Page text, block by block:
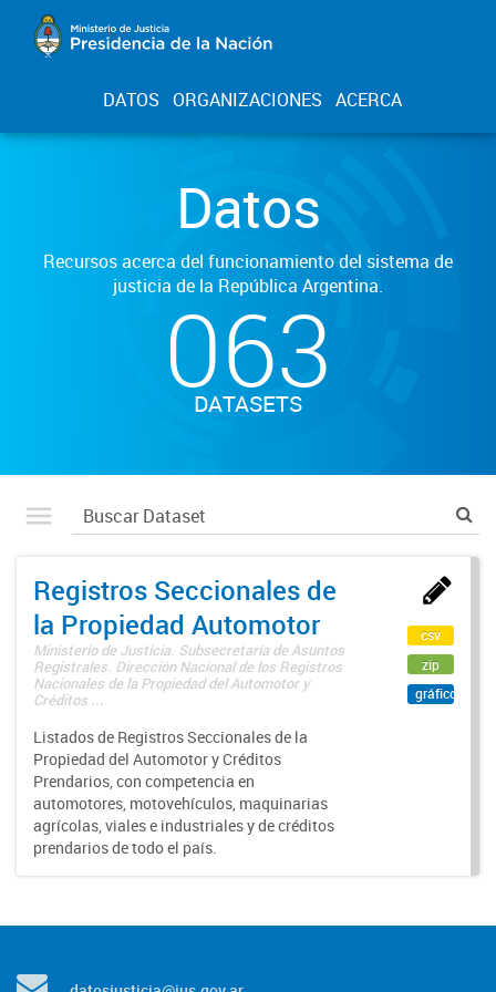
DATOS ORGANIZACIONES ACERCA
Datos
Recursos acerca del funcionamiento del sistema de
justicia de la República Argentina.
063
DATASETS
Registros Seccionales de
la Propiedad Automotor
Ministerio de Justicia. Subsecretaría de Asuntos
Registrales. Dirección Nacional de los Registros
Nacionales de la Propiedad del Automotor y
Créditos ...
Listados de Registros Seccionales de la
Propiedad del Automotor y Créditos
Prendarios, con competencia en
automotores, motovehículos, maquinarias
agrícolas, viales e industriales y de créditos
prendarios de todo el país.
csv
zip
gráfico